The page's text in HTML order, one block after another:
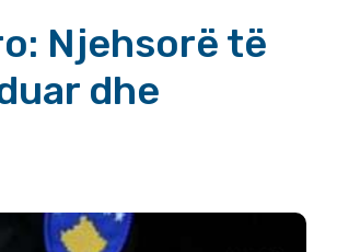
Njehsorë të
dhe